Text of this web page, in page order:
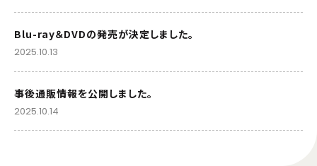
Blu-ray＆DVDの発売が決定しました。
2025.10.13
事後通販情報を公開しました。
2025.10.14